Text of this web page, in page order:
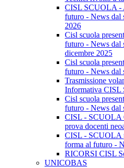
CISL SCUOLA -
futuro - News dal
2026
Cisl scuola
futuro - News dal
dicembre 2025
Cisl scuola
futuro - News dal
Trasmissione
Informativa CISL
Cisl scuola
futuro - News dal
CISL - SCUOLA
prova docenti
CISL - SCUOLA
forma al futuro -
RICORSI CISL
UNICOBAS